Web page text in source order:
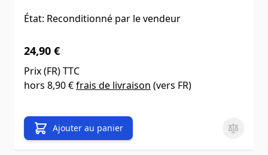
État: Reconditionné par le vendeur
24,90 €
Prix (FR) TTC
hors 8,90 €frais de livraison (vers FR)
Ajouter au panier